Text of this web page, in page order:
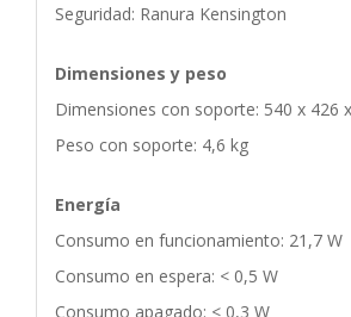
Seguridad: Ranura Kensington
Dimensiones y peso
Dimensiones con soporte: 540 x 426
Peso con soporte: 4,6 kg
Energía
Consumo en funcionamiento: 21,7 W
Consumo en espera: < 0,5 W
Consumo apagado: < 0,3 W